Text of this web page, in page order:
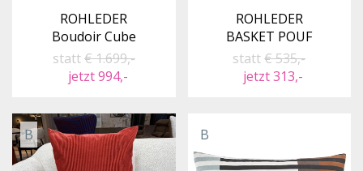
ROHLEDER
Boudoir Cube
statt€ 1.699,-
jetzt 994,-
ROHLEDER
BASKET POUF
statt€ 535,-
jetzt 313,-
B B